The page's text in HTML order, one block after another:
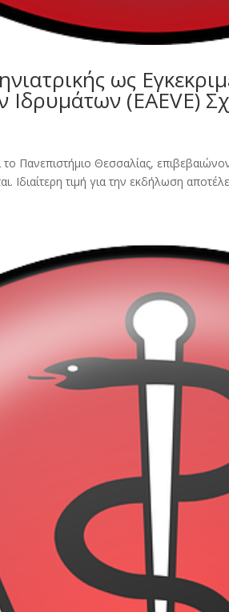
ως
Ιδρυμάτων (EAEVE)
το Πανεπιστήμιο Θεσσαλίας,
Ιδιαίτερη τιμή για την εκδήλωση